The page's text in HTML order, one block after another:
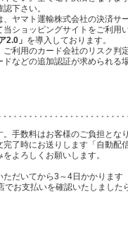
下さい。
、ヤマト運輸株式会社の決済サ
ショッピングサイトをご利用
2.0」 を導入しております。
ご利用のカード会社のリスク判
ドなどの追加認証が求められる
手数料はお客様のご負担とな
完了時にお送りします「自動配
よろしくお願いします。
ただいてから3～4日かかります
でお支払いを確認いたしました